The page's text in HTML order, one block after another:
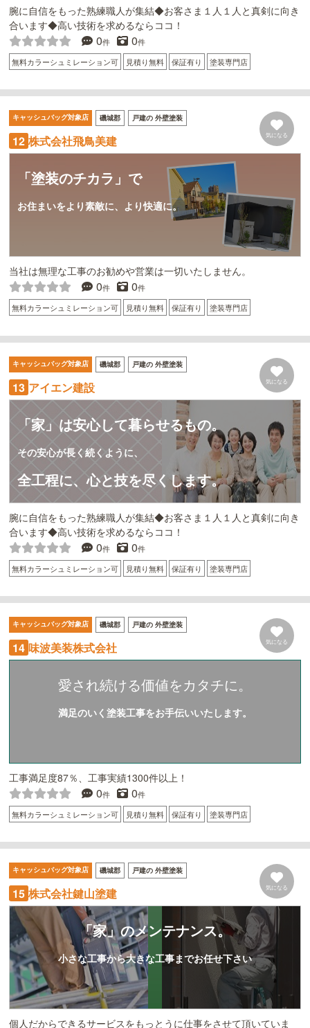
腕に自信をもった熟練職人が集結◆お客さま１人１人と真剣に向き
合います◆高い技術を求めるならココ！
0件 0件
無料カラーシュミレーション可 見積り無料 保証有り 塗装専門店
キャッシュバッグ対象店 磯城郡 戸建の 外壁塗装
12 株式会社飛鳥美建 気になる
「塗装のチカラ」で
お住まいをより素敵に、より快適に。
当社は無理な工事のお勧めや営業は一切いたしません。
0件 0件
無料カラーシュミレーション可 見積り無料 保証有り 塗装専門店
キャッシュバッグ対象店 磯城郡 戸建の 外壁塗装
13 アイエン建設 気になる
「家」は安心して暮らせるもの。
その安心が長く続くように、
全工程に、心と技を尽くします。
腕に自信をもった熟練職人が集結◆お客さま１人１人と真剣に向き
合います◆高い技術を求めるならココ！
0件 0件
無料カラーシュミレーション可 見積り無料 保証有り 塗装専門店
キャッシュバッグ対象店 磯城郡 戸建の 外壁塗装
14 味波美装株式会社 気になる
愛され続ける価値をカタチに。
満足のいく塗装工事をお手伝いいたします。
工事満足度87％、工事実績1300件以上！
0件 0件
無料カラーシュミレーション可 見積り無料 保証有り 塗装専門店
キャッシュバッグ対象店 磯城郡 戸建の 外壁塗装
15 株式会社鍵山塗建 気になる
「家」のメンテナンス。
小さな工事から大きな工事までお任せ下さい
個人だからできるサービスをもっとうに仕事をさせて頂いていま